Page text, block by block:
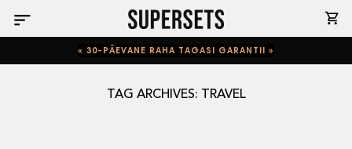
« 30-PÄEVANE RAHA TAGASI GARANTII »
TAG ARCHIVES: TRAVEL